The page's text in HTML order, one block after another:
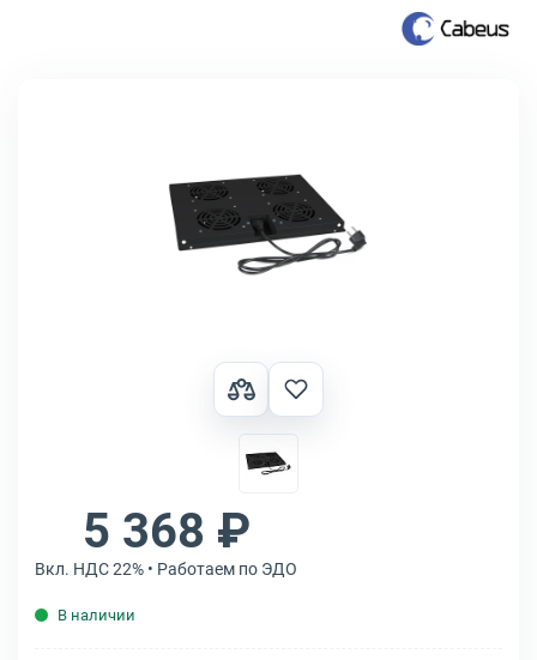
5 368 ₽
Вкл. НДС 22% • Работаем по ЭДО
В наличии